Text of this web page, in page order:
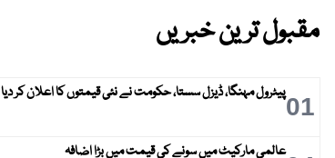
مقبول ترین خبریں
01پیٹرول مہنگا، ڈیزل سستا، حکومت نے نئی قیمتوں کا اعلان کر دیا
عالمی مارکیٹ میں سونے کی قیمت میں بڑا اضافہ